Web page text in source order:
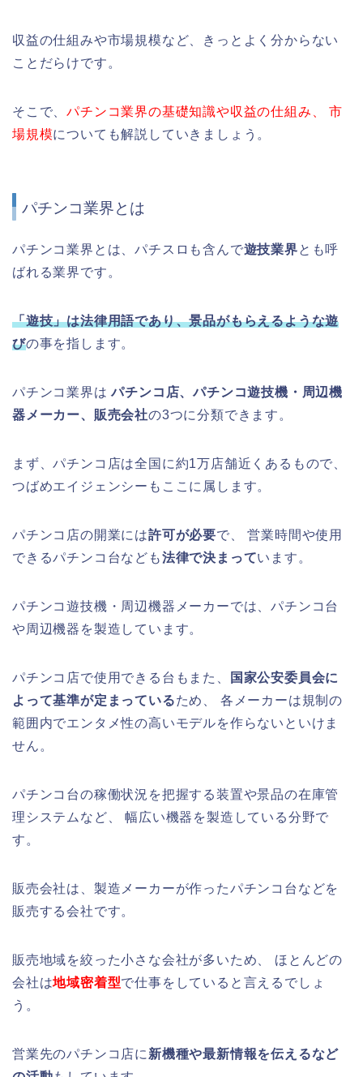
収益の仕組みや市場規模など、きっとよく分からない
ことだらけです。
そこで、パチンコ業界の基礎知識や収益の仕組み、 市
場規模についても解説していきましょう。
パチンコ業界とは
パチンコ業界とは、パチスロも含んで遊技業界とも呼
ばれる業界です。
「遊技」は法律用語であり、景品がもらえるような遊
びの事を指します。
パチンコ業界はパチンコ店、パチンコ遊技機・周辺機
器メーカー、販売会社の3つに分類できます。
まず、パチンコ店は全国に約1万店舗近くあるもので、
つばめエイジェンシーもここに属します。
パチンコ店の開業には許可が必要で、 営業時間や使用
できるパチンコ台なども法律で決まっています。
パチンコ遊技機・周辺機器メーカーでは、パチンコ台
や周辺機器を製造しています。
パチンコ店で使用できる台もまた、
国家公安委員会に
よって基準が定まっているため、 各メーカーは規制の
範囲内でエンタメ性の高いモデルを作らないといけま
せん。
パチンコ台の稼働状況を把握する装置や景品の在庫管
理システムなど、 幅広い機器を製造している分野で
す。
販売会社は、製造メーカーが作ったパチンコ台などを
販売する会社です。
販売地域を絞った小さな会社が多いため、 ほとんどの
会社は地域密着型で仕事をしていると言えるでしょ
う。
営業先のパチンコ店に 新機種や最新情報を伝えるなど